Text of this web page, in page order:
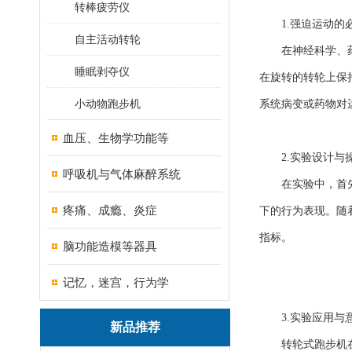
转棒疲劳仪
自主活动转轮
睡眠剥夺仪
小动物跑步机
血压、生物学功能等
呼吸机与气体麻醉系统
疼痛、成瘾、炎症
脑功能造模等器具
记忆，迷宫，行为学
新品推荐
1.强迫运动的
在神经科学、药
在旋转的转轮上保
系统病变或药物对
2.实验设计与
在实验中，首先
下的行为表现。随
指标。
3.实验应用与
转轮式跑步机在